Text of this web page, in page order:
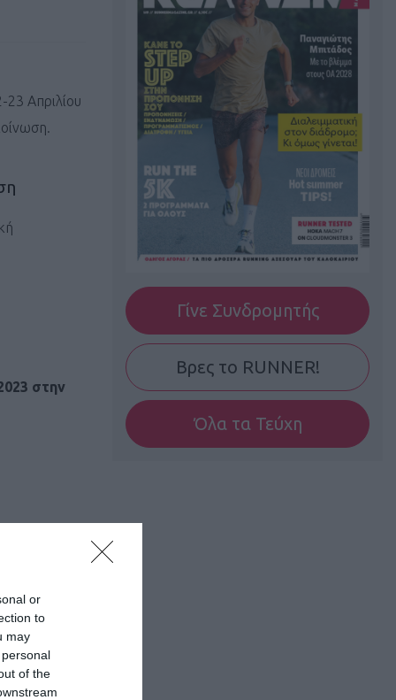
or
to
may
of the
Απριλίου
στην
όλα
Γίνε Συνδρομητής
Βρες το RUNNER!
Όλα τα Τεύχη